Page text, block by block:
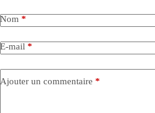
Nom *
E-mail *
Ajouter un commentaire *